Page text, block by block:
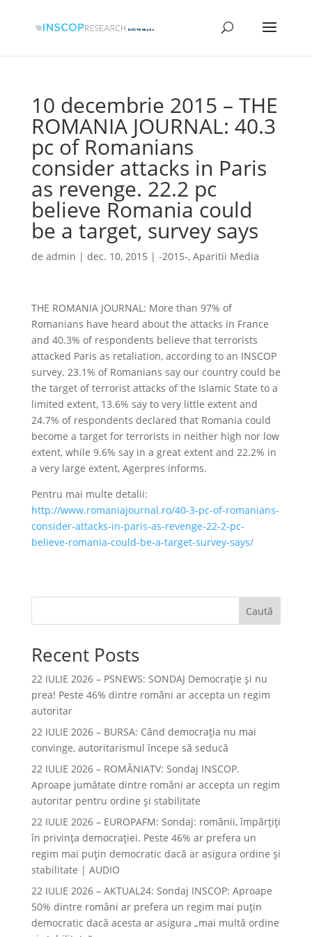
10 decembrie 2015 – THE
ROMANIA JOURNAL: 40.3
pc of Romanians
consider attacks in Paris
as revenge. 22.2 pc
believe Romania could
be a target, survey says
de admin | dec. 10, 2015 | -2015-, Aparitii Media
THE ROMANIA JOURNAL: More than 97% of
Romanians have heard about the attacks in France
and 40.3% of respondents believe that terrorists
attacked Paris as retaliation, according to an INSCOP
survey. 23.1% of Romanians say our country could be
the target of terrorist attacks of the Islamic State to a
limited extent, 13.6% say to very little extent and
24.7% of respondents declared that Romania could
become a target for terrorists in neither high nor low
extent, while 9.6% say in a great extent and 22.2% in
a very large extent, Agerpres informs.
Pentru mai multe detalii:
http://www.romaniajournal.ro/40-3-pc-of-romanians-
consider-attacks-in-paris-as-revenge-22-2-pc-
believe-romania-could-be-a-target-survey-says/
Caută
Recent Posts
22 IULIE 2026 – PSNEWS: SONDAJ Democrație și nu
prea! Peste 46% dintre români ar accepta un regim
autoritar
22 IULIE 2026 – BURSA: Când democraţia nu mai
convinge, autoritarismul începe să seducă
22 IULIE 2026 – ROMÂNIATV: Sondaj INSCOP.
Aproape jumătate dintre români ar accepta un regim
autoritar pentru ordine și stabilitate
22 IULIE 2026 – EUROPAFM: Sondaj: românii, împărțiți
în privința democrației. Peste 46% ar prefera un
regim mai puțin democratic dacă ar asigura ordine și
stabilitate | AUDIO
22 IULIE 2026 – AKTUAL24: Sondaj INSCOP: Aproape
50% dintre români ar prefera un regim mai puțin
democratic dacă acesta ar asigura „mai multă ordine